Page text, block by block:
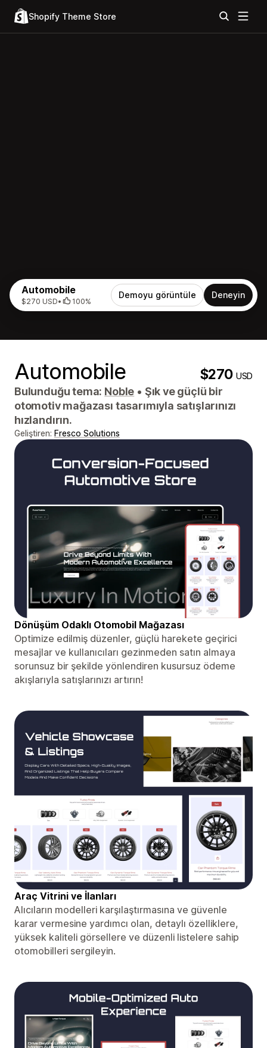
Shopify Theme Store
Automobile
$270 USD• 100%
Demoyu görüntüle Deneyin
Automobile $270USD
Bulunduğu tema: Noble • Şık ve güçlü bir
otomotiv mağazası tasarımıyla satışlarınızı
hızlandırın.
Geliştiren: Fresco Solutions
Dönüşüm Odaklı Otomobil Mağazası
Optimize edilmiş düzenler, güçlü harekete geçirici
mesajlar ve kullanıcıları gezinmeden satın almaya
sorunsuz bir şekilde yönlendiren kusursuz ödeme
akışlarıyla satışlarınızı artırın!
Araç Vitrini ve İlanları
Alıcıların modelleri karşılaştırmasına ve güvenle
karar vermesine yardımcı olan, detaylı özelliklere,
yüksek kaliteli görsellere ve düzenli listelere sahip
otomobilleri sergileyin.